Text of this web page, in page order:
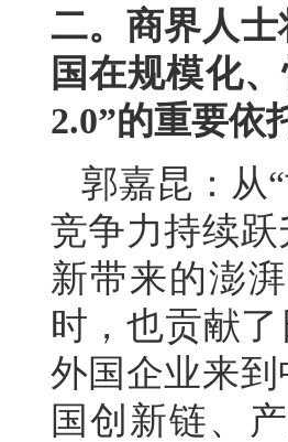
二。商界人
国在规模化
2.0”的重要依
郭嘉昆：从
竞争力持续
新带来的澎
时，也贡献
外国企业来
国创新链、